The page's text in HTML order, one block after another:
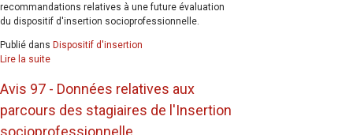
recommandations relatives à une future évaluation
du dispositif d'insertion socioprofessionnelle.
Publié dans Dispositif d'insertion
Lire la suite
Avis 97 - Données relatives aux
parcours des stagiaires de l'Insertion